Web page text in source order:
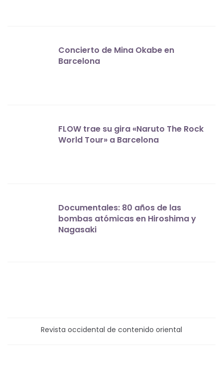
Concierto de Mina Okabe en
Barcelona
FLOW trae su gira «Naruto The Rock
World Tour» a Barcelona
Documentales: 80 años de las
bombas atómicas en Hiroshima y
Nagasaki
Revista occidental de contenido oriental